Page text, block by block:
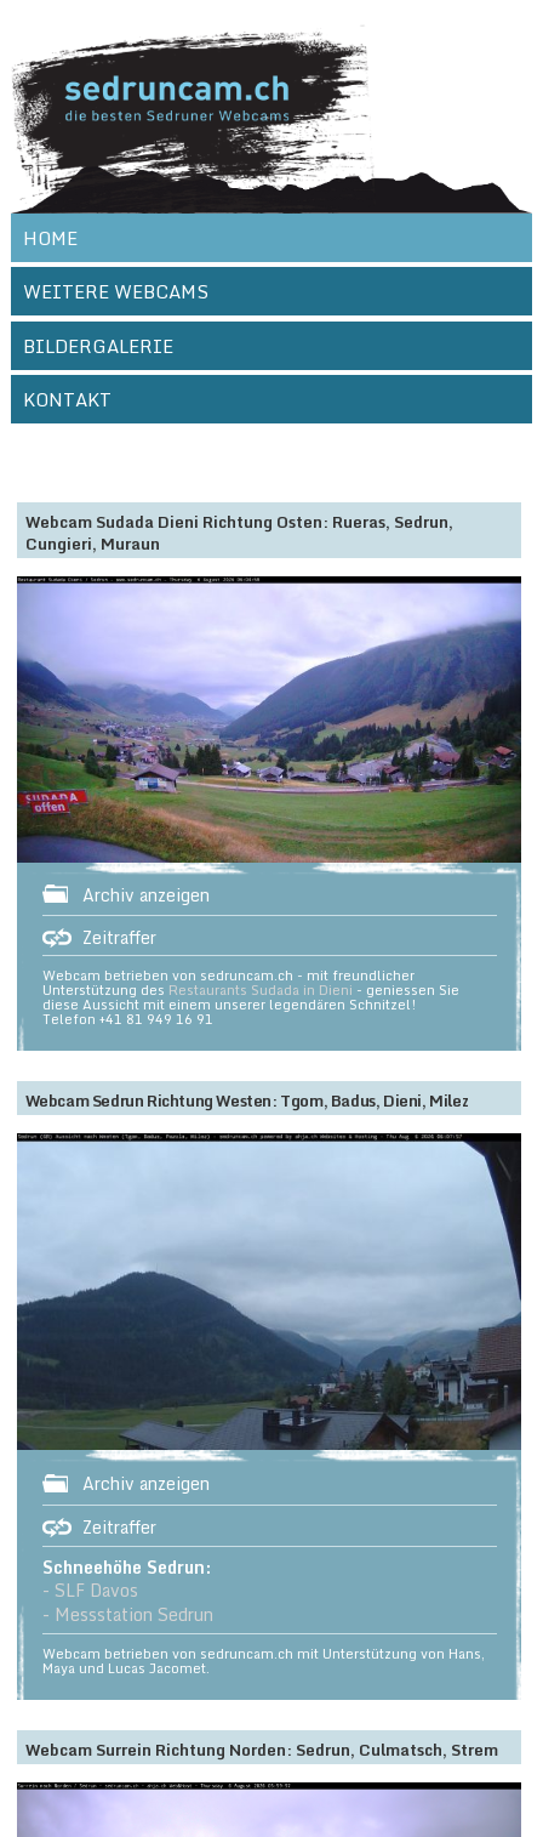
HOME
WEITERE WEBCAMS
BILDERGALERIE
KONTAKT
Webcam Sudada Dieni Richtung Osten: Rueras, Sedrun,
Cungieri, Muraun
Archiv anzeigen
Zeitraffer
Webcam betrieben von sedruncam.ch - mit freundlicher
Unterstützung des Restaurants Sudada in Dieni - geniessen Sie
diese Aussicht mit einem unserer legendären Schnitzel!
Telefon +41 81 949 16 91
Webcam Sedrun Richtung Westen: Tgom, Badus, Dieni, Milez
Archiv anzeigen
Zeitraffer
Schneehöhe Sedrun:
- SLF Davos
- Messstation Sedrun
Webcam betrieben von sedruncam.ch mit Unterstützung von Hans,
Maya und Lucas Jacomet.
Webcam Surrein Richtung Norden: Sedrun, Culmatsch, Strem